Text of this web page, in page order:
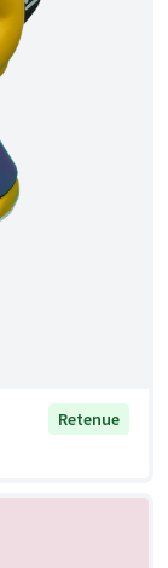
Retenue